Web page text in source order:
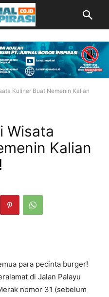
Kuliner Buat Nemenin Kalian
Wisata
Kalian
para pecinta burger!
di Jalan Palayu
nomor 31 (sebelum